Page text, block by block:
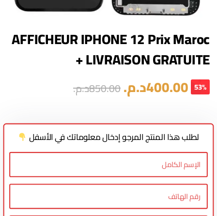
AFFICHEUR IPHONE 12 Prix Maroc
+ LIVRAISON GRATUITE
400.00د.م.850.00د.م. 53%
لطلب هذا المنتج المرجو إدخال معلوماتك في الأسفل